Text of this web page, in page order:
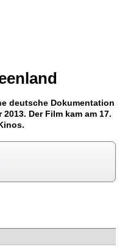
deutsche Dokumentation
Der Film kam am 17.